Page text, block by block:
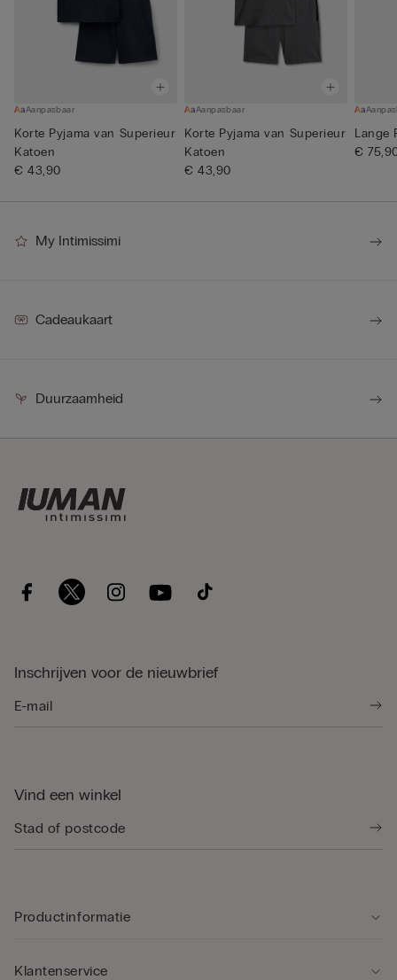
Aanpasbaar
Korte Pyjama van Superieur
Katoen
€ 43,90
Aanpasbaar
Korte Pyjama van Superieur
Katoen
€ 43,90
Lange
€
My Intimissimi
Cadeaukaart
Duurzaamheid
Inschrijven voor de nieuwbrief
Vind een winkel
Productinformatie
Klantenservice